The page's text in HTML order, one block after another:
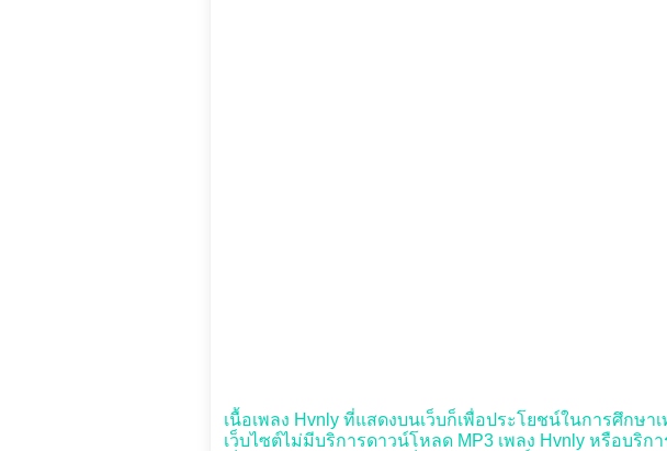
เนื้อเพลง Hvnly ที่แสดงบนเว็บก็เพื่อประโยชน์ในการศึกษ
เว็บไซต์ไม่มีบริการดาวน์โหลด MP3 เพลง Hvnly หรือบริ